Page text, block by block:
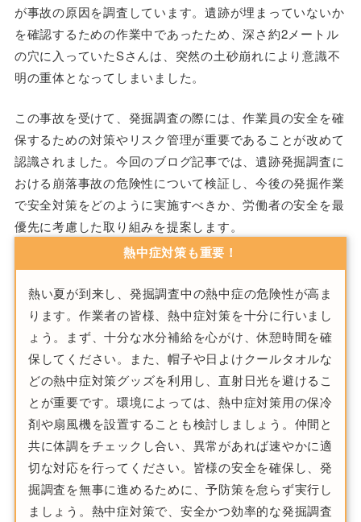
が事故の原因を調査しています。遺跡が埋まっていないか
を確認するための作業中であったため、深さ約2メートル
の穴に入っていたSさんは、突然の土砂崩れにより意識不
明の重体となってしまいました。
この事故を受けて、発掘調査の際には、作業員の安全を確
保するための対策やリスク管理が重要であることが改めて
認識されました。今回のブログ記事では、遺跡発掘調査に
おける崩落事故の危険性について検証し、今後の発掘作業
で安全対策をどのように実施すべきか、労働者の安全を最
優先に考慮した取り組みを提案します。
熱中症対策も重要！
熱い夏が到来し、発掘調査中の熱中症の危険性が高ま
ります。作業者の皆様、熱中症対策を十分に行いまし
ょう。まず、十分な水分補給を心がけ、休憩時間を確
保してください。また、帽子や日よけクールタオルな
どの熱中症対策グッズを利用し、直射日光を避けるこ
とが重要です。環境によっては、熱中症対策用の保冷
剤や扇風機を設置することも検討しましょう。仲間と
共に体調をチェックし合い、異常があれば速やかに適
切な対応を行ってください。皆様の安全を確保し、発
掘調査を無事に進めるために、予防策を怠らず実行し
ましょう。熱中症対策で、安全かつ効率的な発掘調査